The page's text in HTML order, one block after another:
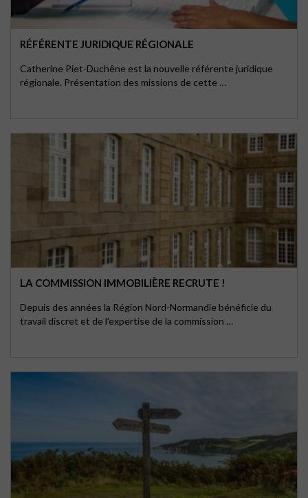
RÉFÉRENTE JURIDIQUE RÉGIONALE
Catherine Piet-Duchêne est la nouvelle référente juridique
régionale. Présentation des missions de cette …
LA COMMISSION IMMOBILIÈRE RECRUTE !
Depuis des années la Région Nord-Normandie bénéficie du
travail discret et de l’expertise de la commission …